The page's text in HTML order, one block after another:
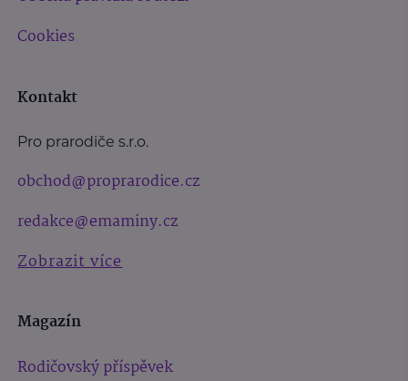
Cookies
Kontakt
Pro prarodiče s.r.o.
obchod@proprarodice.cz
redakce@emaminy.cz
Zobrazit více
Magazín
Rodičovský příspěvek